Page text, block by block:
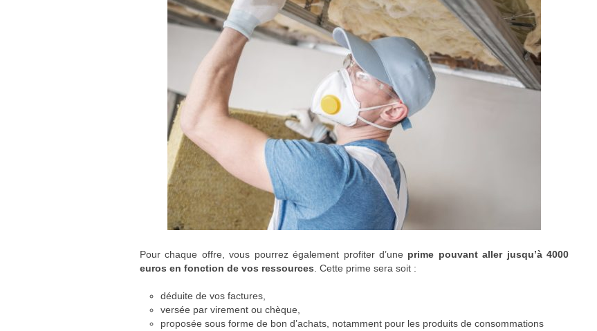
Pour chaque offre, vous pourrez également profiter d’une prime pouvant aller jusqu’à 4000
euros en fonction de vos ressources . Cette prime sera soit :
déduite de vos factures,
versée par virement ou chèque,
proposée sous forme de bon d’achats, notamment pour les produits de consommations